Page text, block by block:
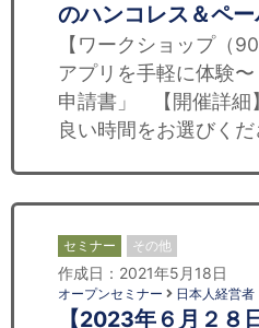
のハンコレス＆ペー
【ワークショップ（
アプリを手軽に体験
申請書」 【開催詳細
良い時間をお選びく
セミナー その他
作成日：2021年5月18日
オープンセミナー 日本人経営者
【2023年６月２８